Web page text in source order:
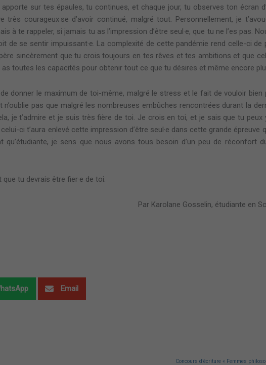
sur tes épaules, tu continues, et chaque jour, tu observes ton écran
courageux·se d’avoir continué, malgré tout. Personnellement, je
à te rappeler, si jamais tu as l’impression d’être seul·e, que tu ne l’es pas.
se sentir impuissant·e. La complexité de cette pandémie rend celle-ci de
sincèrement que tu crois toujours en tes rêves et tes ambitions et que
toutes les capacités pour obtenir tout ce que tu désires et même encore
donner le maximum de toi-même, malgré le stress et le fait de vouloir bien
pas que malgré les nombreuses embûches rencontrées durant la
je t’admire et je suis très fière de toi. Je crois en toi, et je sais que tu peux
ci t’aura enlevé cette impression d’être seul·e dans cette grande épreuve
je sens que nous avons tous besoin d’un peu de réconfort
tu devrais être fier·e de toi.
Par Karolane Gosselin, étudiante en
Email
Concours d’écriture « Femmes